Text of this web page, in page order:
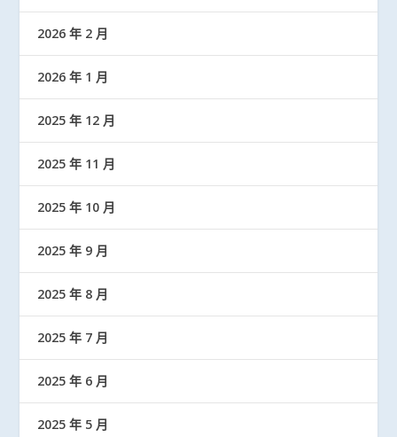
2026 年 2 月
2026 年 1 月
2025 年 12 月
2025 年 11 月
2025 年 10 月
2025 年 9 月
2025 年 8 月
2025 年 7 月
2025 年 6 月
2025 年 5 月